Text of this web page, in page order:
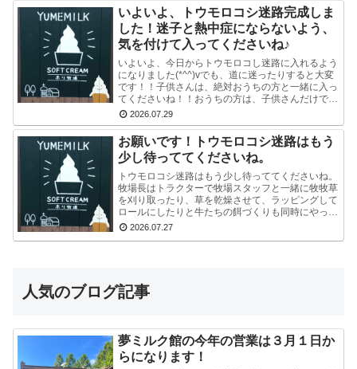
いよいよ、トウモロコシ迷路完成しま
した！迷子と熱中症にならないよう、
気を付けて入ってくださいね♪
いよいよ、今日からトウモロコし迷路に入れるよう
になりました(*^^)vでも、道に迷ったりすると大変
です！！子供さんは、絶対おうちの方と一緒に入っ
てくださいね！！おうちの方は、子供さんだけで迷
路にはいかせないでくださいね！！よろしくおねが
いし...
2026.07.29
お願いです！トウモロコシ迷路はもう
少し待っててくださいね。
トウモロコシ迷路はもう少し待っててくださいね。
牧場長はトラクターで牧場スタッフと一緒に牧牧草
を刈り取ったり、草を乾燥させて、ラッピングして
ロールにしたりと牛たちの餌づくりも同時にやって
いるので、看板を立て切れていないんです。今はま
2026.07.27
人気のブログ記事
夢ミルク館の今年の営業は３月１日か
らになります！